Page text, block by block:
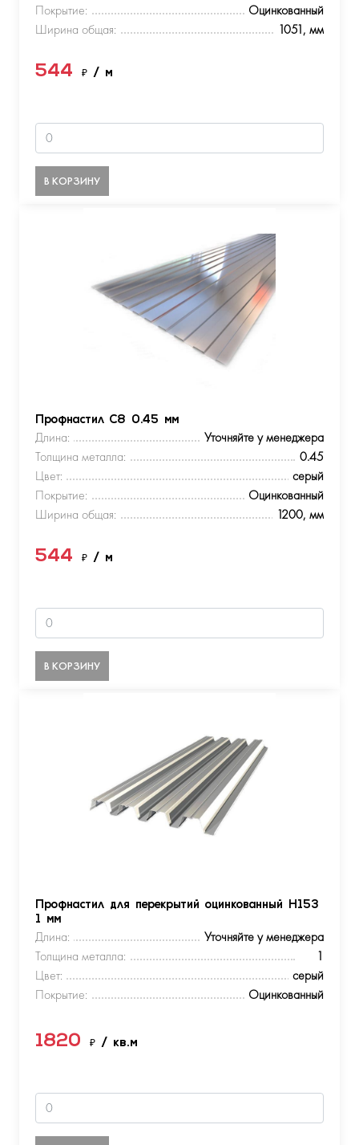
Покрытие:
Оцинкованный
Ширина общая:
1051, мм
544 ₽ / м
В КОРЗИНУ
Профнастил С8 0.45 мм
Длина:
Уточняйте у менеджера
Толщина металла:
0.45
Цвет:
серый
Покрытие:
Оцинкованный
Ширина общая:
1200, мм
544 ₽ / м
В КОРЗИНУ
Профнастил для перекрытий оцинкованный Н153
1 мм
Длина:
Уточняйте у менеджера
Толщина металла:
1
Цвет:
серый
Покрытие:
Оцинкованный
1820 ₽ / кв.м